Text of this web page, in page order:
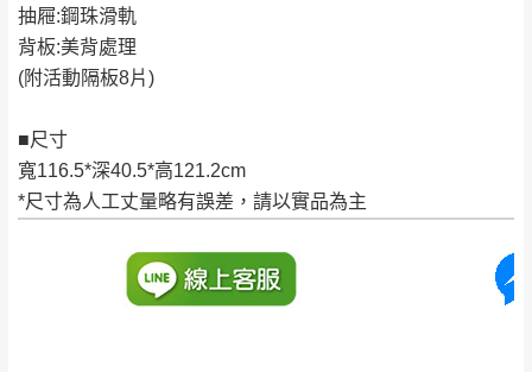
抽屜:鋼珠滑軌
背板:美背處理
(附活動隔板8片)
■尺寸
寬116.5*深40.5*高121.2cm
*尺寸為人工丈量略有誤差，請以實品為主
｜周（一）配送部門固定公休無送貨｜
台北市、新北市地區固定每周(三)、(日)兩天收送貨
發票寄送：
若您選擇三聯式或索取兩聯式發票，發票將於商品
完成出貨15個工作天另行寄出，另外約加上2~7個
退換貨說明：
若收到不良品，請於到貨日起七日內通知本
皆由本站負責，所有退回及換貨之商品必須
是全新狀態且完整包裝，床墊、床包、枕頭